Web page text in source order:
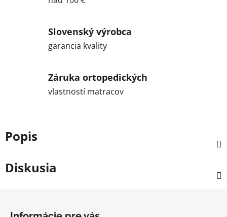
Slovenský výrobca
garancia kvality
Záruka ortopedických
vlastností matracov
Popis
Diskusia